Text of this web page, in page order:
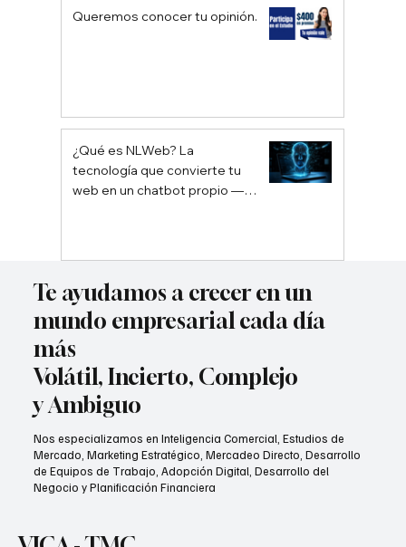
Queremos conocer tu opinión.
¿Qué es NLWeb? La
tecnología que convierte tu
web en un chatbot propio —
Te ayudamos a crecer en un
mundo empresarial cada día
más
Volátil, Incierto, Complejo
y Ambiguo
Nos especializamos en Inteligencia Comercial, Estudios de
Mercado, Marketing Estratégico, Mercadeo Directo, Desarrollo
de Equipos de Trabajo, Adopción Digital, Desarrollo del
Negocio y Planificación Financiera